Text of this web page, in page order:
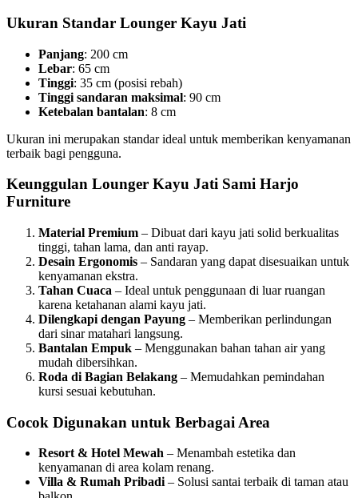
Ukuran Standar Lounger Kayu Jati
Panjang: 200 cm
Lebar: 65 cm
Tinggi: 35 cm (posisi rebah)
Tinggi sandaran maksimal: 90 cm
Ketebalan bantalan: 8 cm
Ukuran ini merupakan standar ideal untuk memberikan kenyamanan
terbaik bagi pengguna.
Keunggulan Lounger Kayu Jati Sami Harjo
Furniture
Material Premium – Dibuat dari kayu jati solid berkualitas
tinggi, tahan lama, dan anti rayap.
Desain Ergonomis – Sandaran yang dapat disesuaikan untuk
kenyamanan ekstra.
Tahan Cuaca – Ideal untuk penggunaan di luar ruangan
karena ketahanan alami kayu jati.
Dilengkapi dengan Payung – Memberikan perlindungan
dari sinar matahari langsung.
Bantalan Empuk – Menggunakan bahan tahan air yang
mudah dibersihkan.
Roda di Bagian Belakang – Memudahkan pemindahan
kursi sesuai kebutuhan.
Cocok Digunakan untuk Berbagai Area
Resort & Hotel Mewah – Menambah estetika dan
kenyamanan di area kolam renang.
Villa & Rumah Pribadi– Solusi santai terbaik di taman atau